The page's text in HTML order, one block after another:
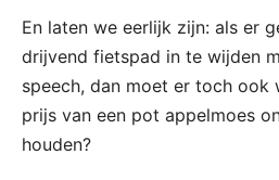
En laten we eerlijk zijn: als er
drijvend fietspad in te wijden
speech, dan moet er toch ook
prijs van een pot appelmoes
houden?